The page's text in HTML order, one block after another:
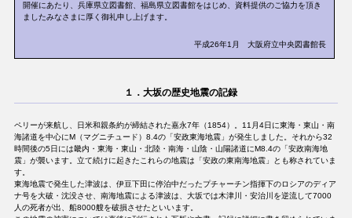
開催にあたり、兵庫県立図書館、福島県立図書館をはじめ、資料提供のご協力を頂き
ましたみなさまに厚く御礼申し上げます。
平成26年1月 大阪府立中央図書館長
１．大坂の歴史地震の記録
ペリーが来航し、日米和親条約が締結された嘉永7年（1854）。11月4日に東海・東山・南
海諸道を中心にM（マグニチュード）8.4の「安政東海地震」が発生しました。それから32
時間後の5日には畿内・東海・東山・北陸・南海・山陰・山陽諸道にM8.4の「安政南海地
震」が襲います。立て続けに起きたこれらの地震は「安政の東南海地震」とも称されていま
す。
東海地震で発生した津波は、伊豆下田に停泊中だったプチャーチン指揮下のロシアのディア
ナ号を大破・沈没させ、南海地震による津波は、大坂では木津川・安治川を逆流して7000
人の死者が出、船8000艘を破損させたといいます。